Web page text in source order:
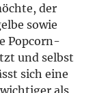
der
sowie
Popcorn-
und selbst
sich eine
als